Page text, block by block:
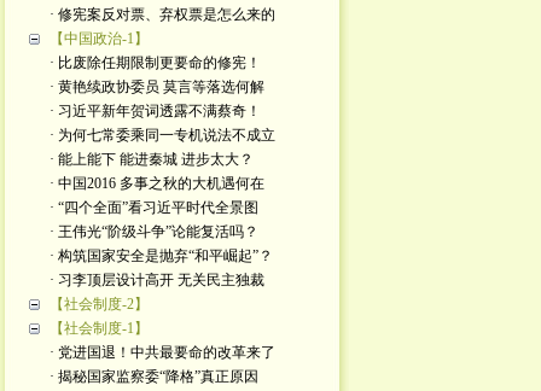
· 修宪案反对票、弃权票是怎么来的
【中国政治-1】
· 比废除任期限制更要命的修宪！
· 黄艳续政协委员 莫言等落选何解
· 习近平新年贺词透露不满蔡奇！
· 为何七常委乘同一专机说法不成立
· 能上能下 能进秦城 进步太大？
· 中国2016 多事之秋的大机遇何在
· “四个全面”看习近平时代全景图
· 王伟光“阶级斗争”论能复活吗？
· 构筑国家安全是抛弃“和平崛起”？
· 习李顶层设计高开 无关民主独裁
【社会制度-2】
【社会制度-1】
· 党进国退！中共最要命的改革来了
· 揭秘国家监察委“降格”真正原因